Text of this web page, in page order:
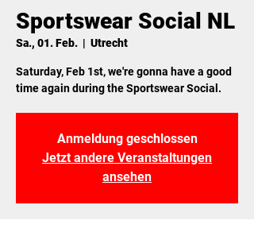
Sportswear Social NL
Sa., 01. Feb.
  |
Utrecht
Saturday, Feb 1st, we're gonna have a good
time again during the Sportswear Social.
Anmeldung geschlossen
Jetzt andere Veranstaltungen
ansehen